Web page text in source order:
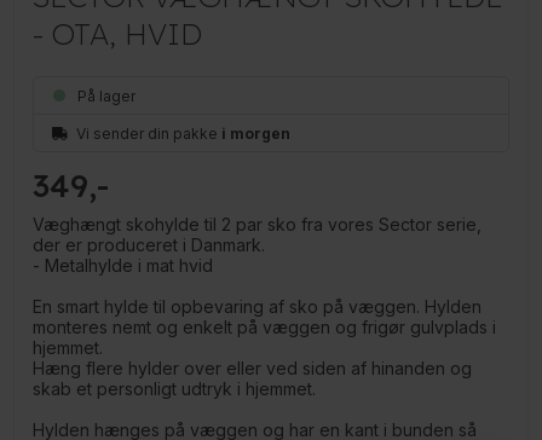
- OTA, HVID
På lager
Vi sender din pakke i morgen
349
Væghængt skohylde til 2 par sko fra vores Sector serie,
der er produceret i Danmark.
- Metalhylde i mat hvid
En smart hylde til opbevaring af sko på væggen. Hylden
monteres nemt og enkelt på væggen og frigør gulvplads i
hjemmet.
Hæng flere hylder over eller ved siden af hinanden og
skab et personligt udtryk i hjemmet.
Hylden hænges på væggen og har en kant i bunden så